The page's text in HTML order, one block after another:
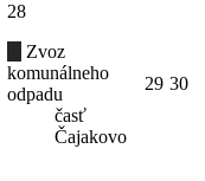
28
Zvoz
komunálneho
odpadu
časť
Čajakovo
29 30